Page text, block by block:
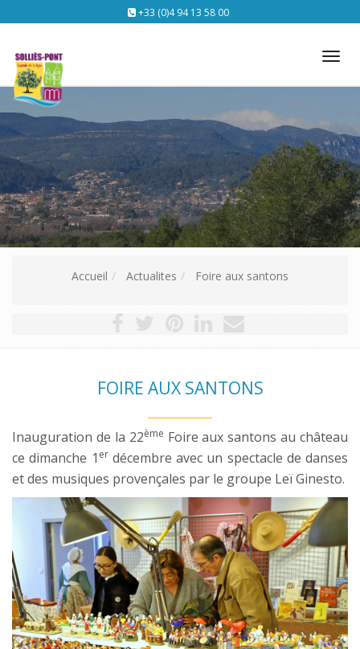
+33 (0)4 94 13 58 00
Accueil Actualites Foire aux santons
FOIRE AUX SANTONS
Inauguration de la 22ème Foire aux santons au château
ce dimanche 1 erdécembre avec un spectacle de danses
et des musiques provençales par le groupe Leï Ginesto.